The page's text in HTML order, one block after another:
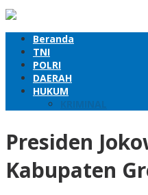
Beranda
TNI
POLRI
DAERAH
HUKUM
KRIMINAL
Presiden
Kabupaten